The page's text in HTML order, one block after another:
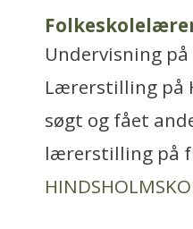
Undervisning
Lærerstilling på
søgt og fået
lærerstilling på